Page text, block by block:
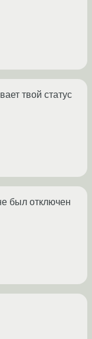
твой статус
был отключен